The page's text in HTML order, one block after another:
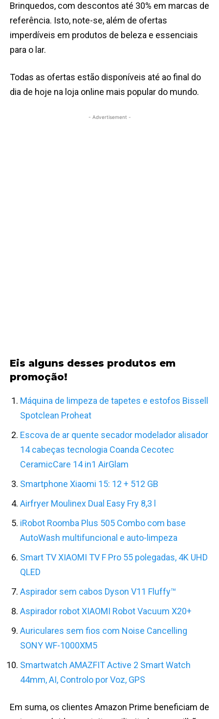
Brinquedos, com descontos até 30% em marcas de
referência. Isto, note-se, além de ofertas
imperdíveis em produtos de beleza e essenciais
para o lar.
Todas as ofertas estão disponíveis até ao final do
dia de hoje na loja online mais popular do mundo.
- Advertisement -
Eis alguns desses produtos em
promoção!
Máquina de limpeza de tapetes e estofos Bissell
Spotclean Proheat
Escova de ar quente secador modelador alisador
14 cabeças tecnologia Coanda Cecotec
CeramicCare 14 in1 AirGlam
Smartphone Xiaomi 15: 12 + 512 GB
Airfryer Moulinex Dual Easy Fry 8,3 l
iRobot Roomba Plus 505 Combo com base
AutoWash multifuncional e auto-limpeza
Smart TV XIAOMI TV F Pro 55 polegadas, 4K UHD
QLED
Aspirador sem cabos Dyson V11 Fluffy™
Aspirador robot XIAOMI Robot Vacuum X20+
Auriculares sem fios com Noise Cancelling
SONY WF-1000XM5
Smartwatch AMAZFIT Active 2 Smart Watch
44mm, AI, Controlo por Voz, GPS
Em suma, os clientes Amazon Prime beneficiam de